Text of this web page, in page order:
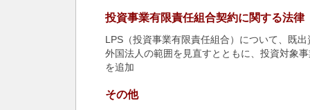
投資事業有限責任組合契約に関する法律
LPS（投資事業有限責任組合）について、既
外国法人の範囲を見直すとともに、投資対象
を追加
その他